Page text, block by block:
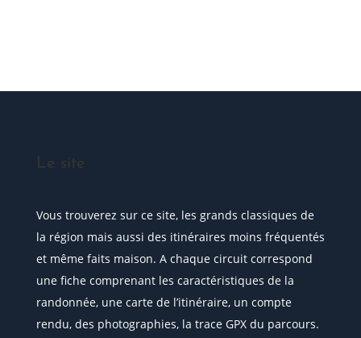
Le site
Vous trouverez sur ce site, les grands classiques de
la région mais aussi des itinéraires moins fréquentés
et même faits maison. A chaque circuit correspond
une fiche comprenant les caractéristiques de la
randonnée, une carte de l’itinéraire, un compte
rendu, des photographies, la trace GPX du parcours.